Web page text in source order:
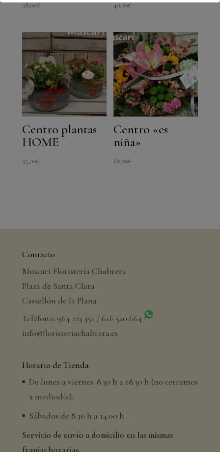
38,00€ 40,00€
Centro plantas
HOME
35,00€
Centro «es
niña»
68,00€
Contacto
Muscari Floristería Chabrera
Plaza de Santa Clara
Castellón de la Plana
Teléfono: 964 223 451 / 616 520 664
info@floristeriachabrera.es
Horario de Tienda
De lunes a viernes: 8.30 h a 18.30 h (no cerramos
a mediodía).
Sábados de 8.30 h a 14.00 h .
Servicio de envío a domicilio en las mismas
franjas horarias.